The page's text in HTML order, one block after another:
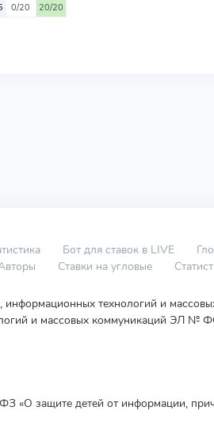
0/20 20/20
Бот для ставок в LIVE
Ставки на угловые
информационных технологий и
и массовых коммуникаций ЭЛ №
«О защите детей от информации,